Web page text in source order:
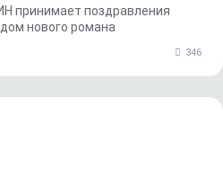
принимает поздравления
нового романа
346